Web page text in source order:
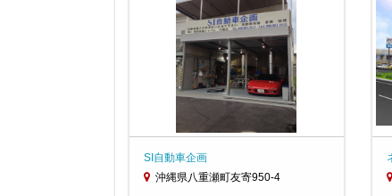
SI自動車企画
沖縄県八重瀬町友寄950-4